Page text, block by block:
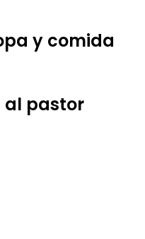
y comida
al pastor